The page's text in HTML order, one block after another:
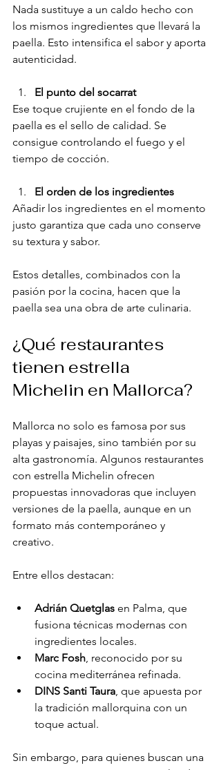
Nada sustituye a un caldo hecho con
los mismos ingredientes que llevará la
paella. Esto intensifica el sabor y aporta
autenticidad.
El punto del socarrat
Ese toque crujiente en el fondo de la
paella es el sello de calidad. Se
consigue controlando el fuego y el
tiempo de cocción.
El orden de los ingredientes
Añadir los ingredientes en el momento
justo garantiza que cada uno conserve
su textura y sabor.
Estos detalles, combinados con la
pasión por la cocina, hacen que la
paella sea una obra de arte culinaria.
¿Qué restaurantes
tienen estrella
Michelin en Mallorca?
Mallorca no solo es famosa por sus
playas y paisajes, sino también por su
alta gastronomía. Algunos restaurantes
con estrella Michelin ofrecen
propuestas innovadoras que incluyen
versiones de la paella, aunque en un
formato más contemporáneo y
creativo.
Entre ellos destacan:
Adrián Quetglas en Palma, que
fusiona técnicas modernas con
ingredientes locales.
Marc Fosh, reconocido por su
cocina mediterránea refinada.
DINS Santi Taura, que apuesta por
la tradición mallorquina con un
toque actual.
Sin embargo, para quienes buscan una